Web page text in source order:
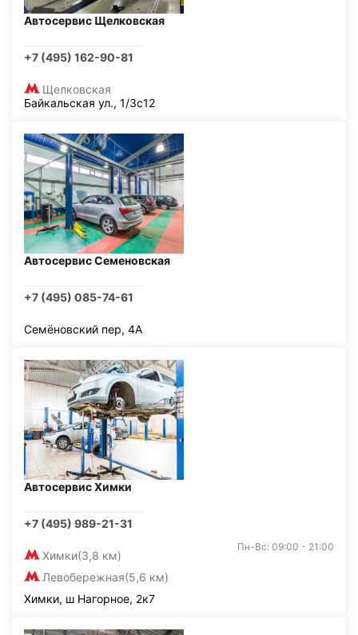
Автосервис Щелковская
+7 (495) 162-90-81
Щелковская
Байкальская ул., 1/3с12
Автосервис Семеновская
+7 (495) 085-74-61
Семёновский пер, 4А
Автосервис Химки
+7 (495) 989-21-31
Химки(3,8 км)
Левобережная(5,6 км)
Пн-Вс: 09:00 - 21:00
Химки, ш Нагорное, 2к7